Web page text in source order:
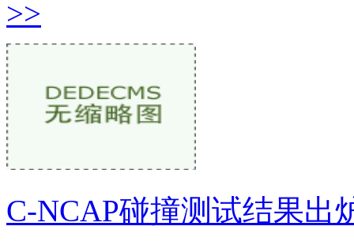
>>
C-NCAP碰撞测试结果出